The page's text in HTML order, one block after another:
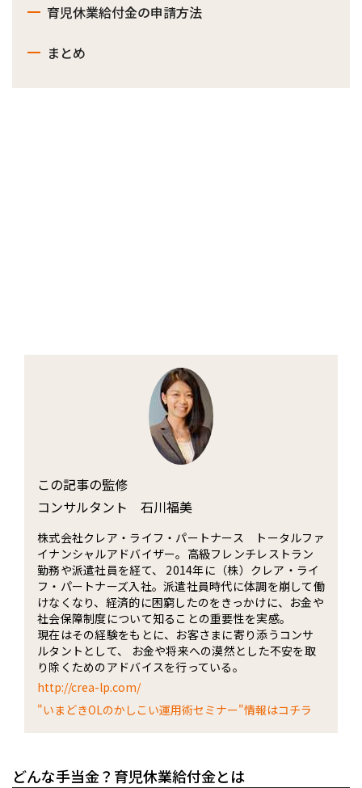
育児休業給付金の申請方法
まとめ
この記事の監修
コンサルタント 石川福美
株式会社クレア・ライフ・パートナース トータルファ
イナンシャルアドバイザー。高級フレンチレストラン
勤務や派遣社員を経て、 2014年に（株）クレア・ライ
フ・パートナーズ入社。派遣社員時代に体調を崩して働
けなくなり、経済的に困窮したのをきっかけに、お金や
社会保障制度について知ることの重要性を実感。
現在はその経験をもとに、お客さまに寄り添うコンサ
ルタントとして、 お金や将来への漠然とした不安を取
り除くためのアドバイスを行っている。
http://crea-lp.com/
"いまどきOLのかしこい運用術セミナー"情報はコチラ
どんな手当金？育児休業給付金とは